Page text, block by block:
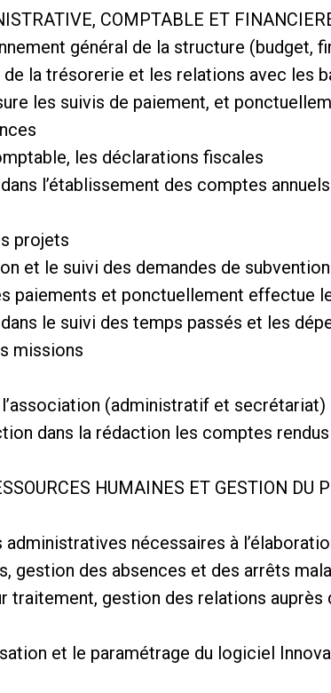
COMPTABLE ET
général de la structure (budget,
la trésorerie et les relations avec les
les suivis de paiement, et
les déclarations fiscales
l’établissement des comptes annuels
projets
et le suivi des demandes de
paiements et ponctuellement effectue
le suivi des temps passés et les
missions
l’association (administratif et secrétariat)
dans la rédaction les comptes rendus
HUMAINES ET GESTION DU
administratives nécessaires à
gestion des absences et des arrêts
traitement, gestion des relations
et le paramétrage du logiciel